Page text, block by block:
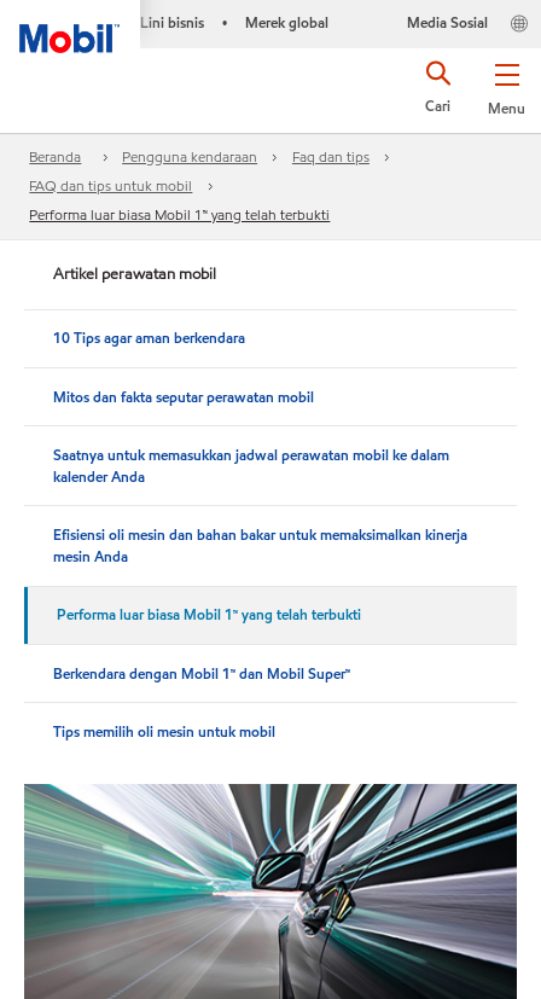
Lini bisnis • Merek global Media Sosial
Menu
Cari
Beranda Pengguna kendaraan
Faq dan tips
FAQ dan tips untuk mobil
Performa luar biasa Mobil 1™ yang telah terbukti
Artikel perawatan mobil
10 Tips agar aman berkendara
Mitos dan fakta seputar perawatan mobil
Saatnya untuk memasukkan jadwal perawatan mobil ke dalam
kalender Anda
Efisiensi oli mesin dan bahan bakar untuk memaksimalkan kinerja
mesin Anda
Performa luar biasa Mobil 1™ yang telah terbukti
Berkendara dengan Mobil 1™ dan Mobil Super™
Tips memilih oli mesin untuk mobil